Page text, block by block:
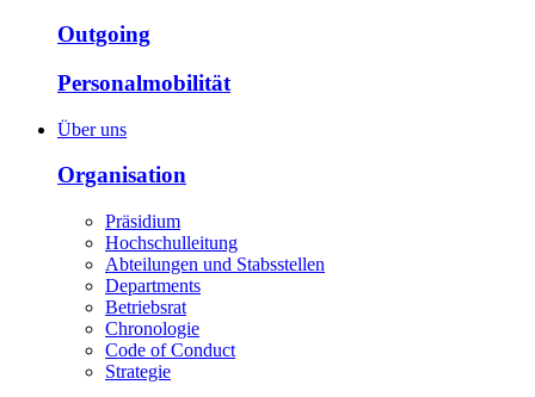
Outgoing
Personalmobilität
Über uns
Organisation
Präsidium
Hochschulleitung
Abteilungen und Stabsstellen
Departments
Betriebsrat
Chronologie
Code of Conduct
Strategie